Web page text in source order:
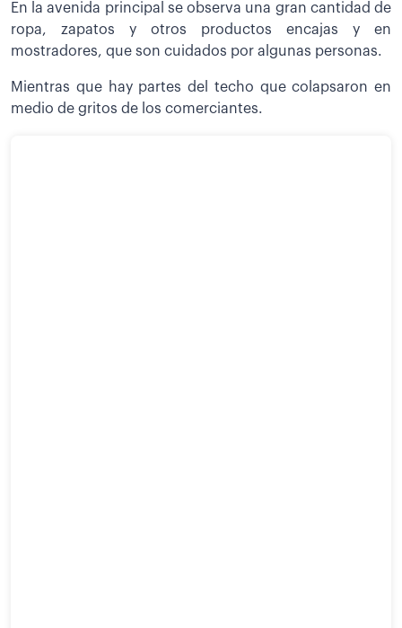
En la avenida principal se observa una gran cantidad de
ropa, zapatos y otros productos encajas y en
mostradores, que son cuidados por algunas personas.
Mientras que hay partes del techo que colapsaron en
medio de gritos de los comerciantes.